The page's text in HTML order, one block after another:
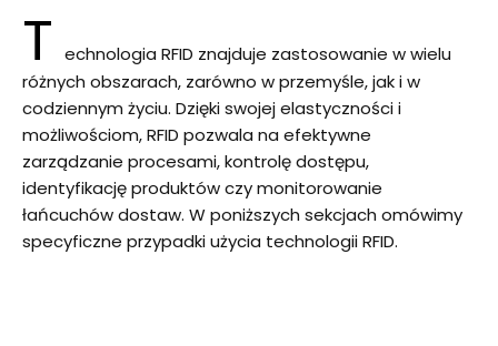
T echnologia RFID znajduje zastosowanie w wielu
różnych obszarach, zarówno w przemyśle, jak i w
codziennym życiu. Dzięki swojej elastyczności i
możliwościom, RFID pozwala na efektywne
zarządzanie procesami, kontrolę dostępu,
identyfikację produktów czy monitorowanie
łańcuchów dostaw. W poniższych sekcjach omówimy
specyficzne przypadki użycia technologii RFID.